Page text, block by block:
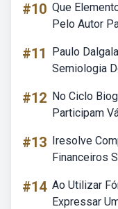
#10 Que
Pelo Autor
#11
Paulo
Semiologia
#12 No Ciclo
Participam
#13 Iresolve
Financeiros
#14 Ao Utilizar
Expressar